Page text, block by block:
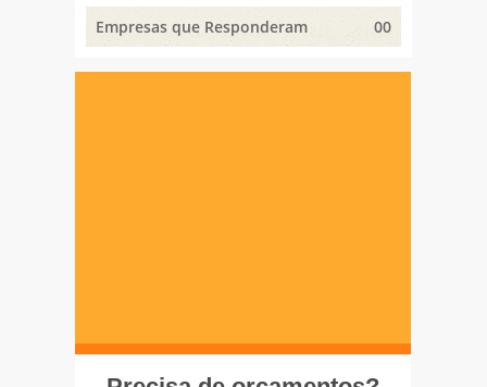
Empresas que Responderam 00